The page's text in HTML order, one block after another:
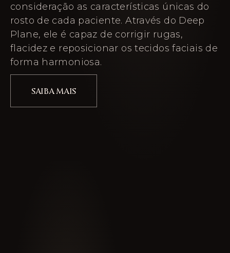
consideração as características únicas do
rosto de cada paciente. Através do Deep
Plane, ele é capaz de corrigir rugas,
flacidez e reposicionar os tecidos faciais de
forma harmoniosa.
SAIBA MAIS